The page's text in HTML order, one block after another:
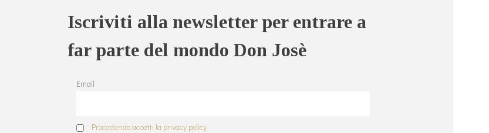
Iscriviti alla newsletter per entrare a
far parte del mondo Don Josè
Email
Procedendo accetti la privacy policy